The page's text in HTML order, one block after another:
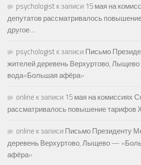
psychologistк записи 15 мая на
депутатов рассматривалось
другое…
psychologistк записиПисьмо
жителей деревень Верхуртово,
вода=Большая афёра»
online к записи 15 мая на комиссиях
рассматривалось повышение тарифов
online к записиПисьмо Президенту
деревень Верхуртово, Лыщево —
афёра»